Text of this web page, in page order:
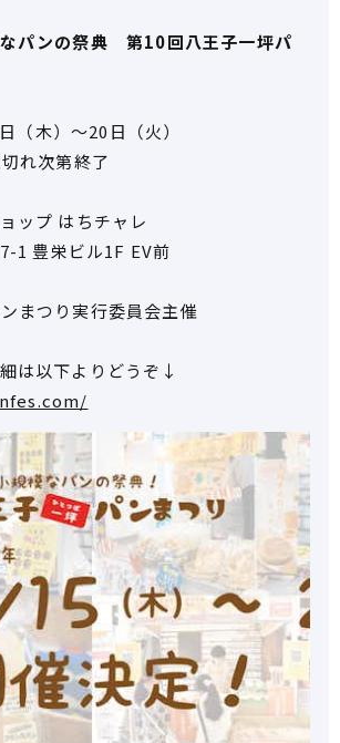
なパンの祭典 第10回八王子一坪パ
（木）～20日（火）
れ次第終了
ップ はちチャレ
1 豊栄ビル1F EV前
まつり実行委員会主催
は以下よりどうぞ↓